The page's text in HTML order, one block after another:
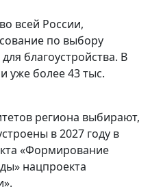
всей России,
по выбору
благоустройства. В
уже более 43 тыс.
региона выбирают,
в 2027 году в
«Формирование
нацпроекта